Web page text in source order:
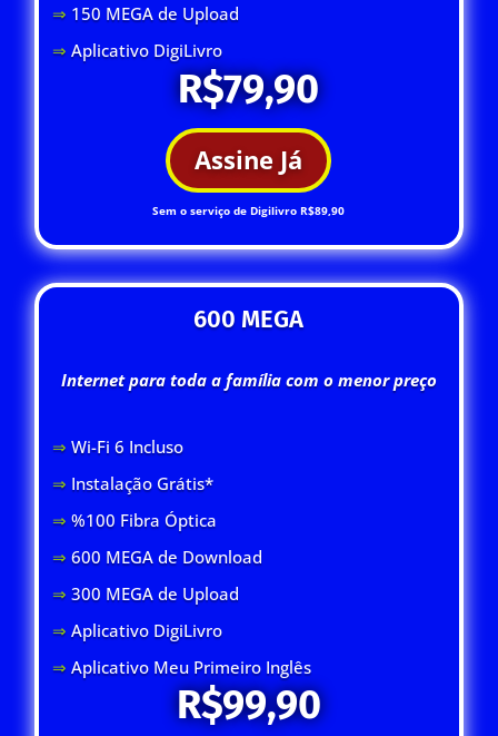
⇒ 150 MEGA de Upload
⇒Aplicativo DigiLivro
R$79,90
Assine Já
Sem o serviço de Digilivro R$89,90
600 MEGA
Internet para toda a família com o menor preço
⇒ Wi-Fi 6 Incluso
⇒ Instalação Grátis*
⇒ %100 Fibra Óptica
⇒ 600 MEGA de Download
⇒300 MEGA de Upload
⇒Aplicativo DigiLivro
⇒Aplicativo Meu Primeiro Inglês
R$99,90